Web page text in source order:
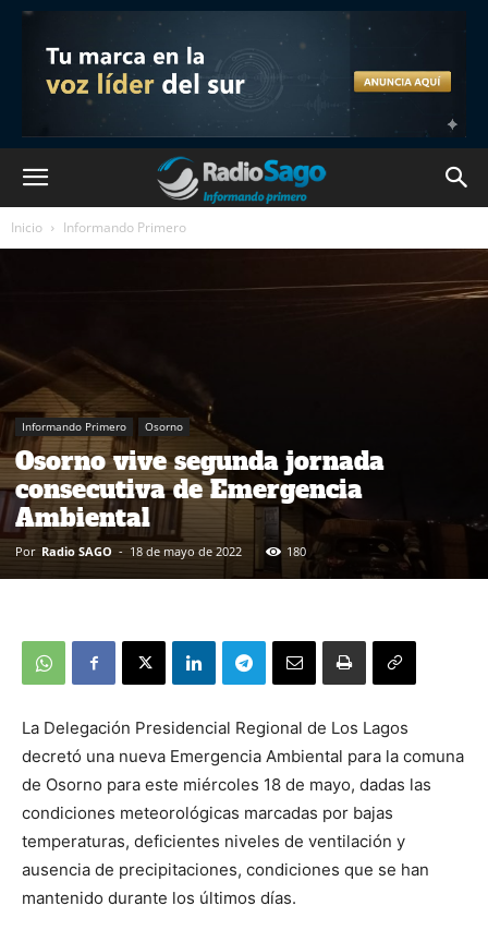
Inicio Informando Primero
Informando Primero Osorno
Osorno vive segunda jornada
consecutiva de Emergencia
Ambiental
Por Radio SAGO - 18 de mayo de 2022 180
La Delegación Presidencial Regional de Los Lagos
decretó una nueva Emergencia Ambiental para la comuna
de Osorno para este miércoles 18 de mayo, dadas las
condiciones meteorológicas marcadas por bajas
temperaturas, deficientes niveles de ventilación y
ausencia de precipitaciones, condiciones que se han
mantenido durante los últimos días.